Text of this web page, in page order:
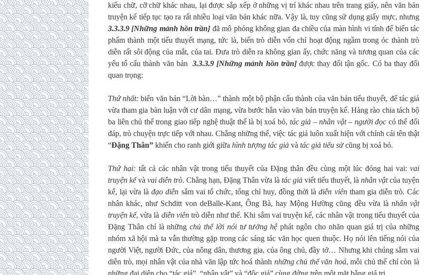
kiểu chữ, cỡ chữ khác nhau, lại được sắp xếp ở những vị trí khác nhau trên trang giấy, nên văn bản
truyện kể tiếp tục tạo ra rất nhiều loại văn bản khác nữa. Vậy là, tuy cũng sử dụng giấy mực, nhưng
3.3.3.9 [Những mảnh hồn trần] đã mô phỏng không gian đa chiều của màn hình vi tính để biến tác
phẩm thành một tiểu thuyết mạng, tức là, biến trò diễn vốn chỉ hoạt động ngầm trong óc thành trò
diễn rất sôi động của mắt, của tai. Đưa trò diễn ra không gian ấy, chức năng và tương quan của các
yếu tố cấu thành văn bản3.3.3.9 [Những mảnh hồn trần]được thay đổi tận gốc. Có ba thay đổi
quan trọng:
Thứ nhất: biến văn bản “Lời bàn…” thành một bộ phận cấu thành của văn bản tiểu thuyết, để tác giả
vừa tham gia bàn luận với cư dân mạng, vừa bước hẳn vào văn bản truyện kể. Hàng rào chia tách bộ
ba liên chủ thể trong giao tiếp nghệ thuật thế là bị xoá bỏ, tác giả – nhân vật – người đọc có thể đối
đáp, trò chuyện trực tiếp với nhau. Chẳng những thế, việc tác giả luôn xuất hiện với chính cái tên thật
“Đặng Thân” khiến cho ranh giới giữa hình tượng tác giả và tác giả tiểu sửcũng bị xoá bỏ.
Thứ hai: tất cả các nhân vật trong tiểu thuyết của Đặng thân đều cùng một lúc đóng hai vai: vai
truyện kểvà vai diễn trò. Chẳng hạn, Đặng Thân vừa là tác giả viết tiểu thuyết là nhân vậtcủa tuyện
kể, lại vừa làđạo diễn sắm vai tổ chức, tổng chỉ huy, đồng thời làdiễn viêntham gia diễn trò. Các
nhân khác, như Schditt von deBalle-Kant, Ông Bà, hay Mộng Hường cũng đều vừa là nhân vật
truyện kể, vừa là diễn viêntrò diễn như thế. Khi sắm vai truyện kể, các nhân vật trong tiểu thuyết của
Đặng Thân chỉ là nhữngchủ thể lời nói tư tưởng hệphát ngôn cho nhãn quan giá trị của những
nhóm xã hội mà ta vẫn thường gặp trong các sáng tác văn học quen thuộc. Họ nói lên tiếng nói của
người Việt, người Đức, của nông dân, thương gia, của ông chủ, đầy tớ… Nhưng khi chúng sắm vai
diễn trò, mọi nhân vật của nhà văn lập tức hoá thành những chủ thể văn hoá, mỗi chủ thể chỉ còn là
những đại diện cho “tác giả”, “nhân vật” và “độc giả” cùng đứng trên một mặt bằng giá trị.